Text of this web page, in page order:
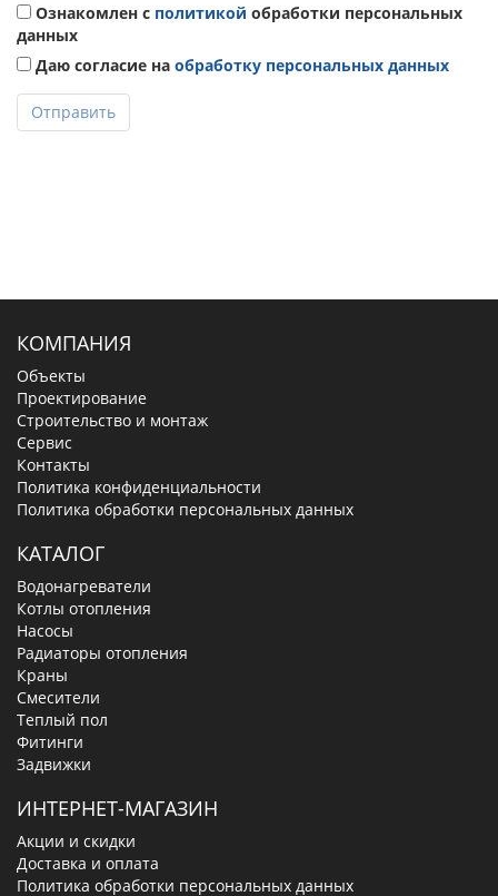
Ознакомлен с политикой обработки персональных
данных
Даю согласие на обработку персональных данных
Отправить
КОМПАНИЯ
Объекты
Проектирование
Строительство и монтаж
Сервис
Контакты
Политика конфиденциальности
Политика обработки персональных данных
КАТАЛОГ
Водонагреватели
Котлы отопления
Насосы
Радиаторы отопления
Краны
Смесители
Теплый пол
Фитинги
Задвижки
ИНТЕРНЕТ-МАГАЗИН
Акции и скидки
Доставка и оплата
Политика обработки персональных данных